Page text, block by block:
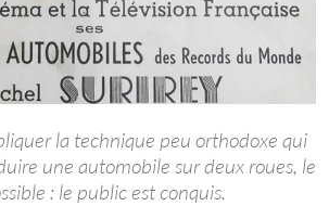
la technique peu orthodoxe qui
une automobile sur deux roues, le
: le public est conquis.